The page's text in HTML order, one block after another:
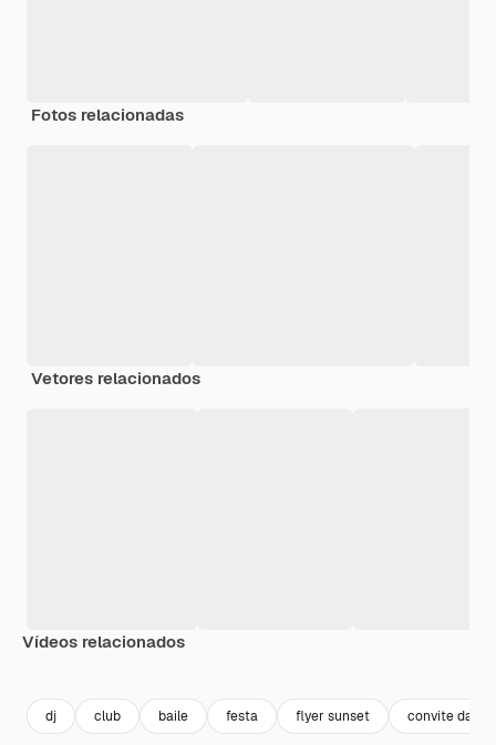
Fotos relacionadas
Vetores relacionados
Vídeos relacionados
dj club baile festa flyer sunset convite da